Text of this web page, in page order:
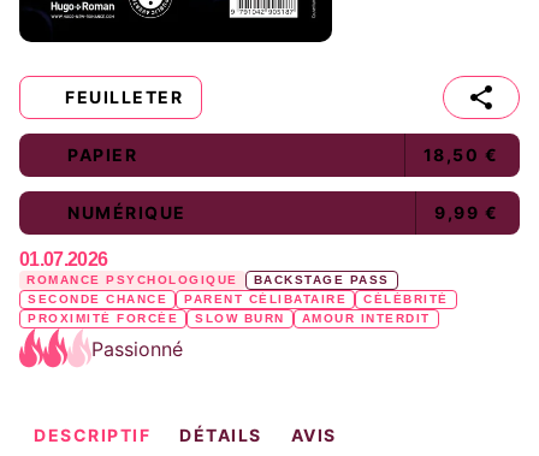
FEUILLETER
PAPIER 18,50 €
NUMÉRIQUE 9,99 €
01.07.2026
ROMANCE PSYCHOLOGIQUE
BACKSTAGE PASS
SECONDE CHANCE
PARENT CÉLIBATAIRE
CÉLÉBRITÉ
PROXIMITÉ FORCÉE
SLOW BURN AMOUR INTERDIT
Passionné
DESCRIPTIF DÉTAILS AVIS